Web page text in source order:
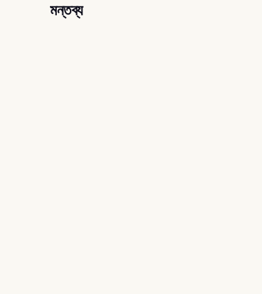
মন্তব্য